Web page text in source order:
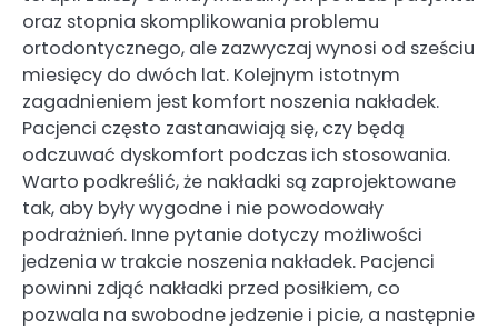
oraz stopnia skomplikowania problemu
ortodontycznego, ale zazwyczaj wynosi od sześciu
miesięcy do dwóch lat. Kolejnym istotnym
zagadnieniem jest komfort noszenia nakładek.
Pacjenci często zastanawiają się, czy będą
odczuwać dyskomfort podczas ich stosowania.
Warto podkreślić, że nakładki są zaprojektowane
tak, aby były wygodne i nie powodowały
podrażnień. Inne pytanie dotyczy możliwości
jedzenia w trakcie noszenia nakładek. Pacjenci
powinni zdjąć nakładki przed posiłkiem, co
pozwala na swobodne jedzenie i picie, a następnie